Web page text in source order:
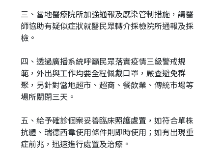
三、當地醫療院所加強通報及感染管制措施，請醫
師協助有疑似症狀就醫民眾轉介採檢院所通報及採
檢。
四、透過廣播系統呼籲民眾落實疫情三級警戒規
範，外出與工作均要全程佩戴口罩，嚴查避免群
聚，另針對當地超市、超商、餐飲業、傳統市場等
場所關閉三天。
五、給予確診個案妥善臨床照護處置，如符合單株
抗體、瑞德西韋使用條件則即時使用；如有出現重
症前兆，迅速進行處置及治療。